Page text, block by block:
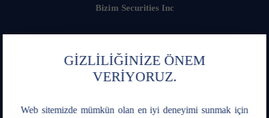
+90 216 547 13 00 +90 216 444 1 263
GİZLİLİĞİNİZE ÖNEM
VERİYORUZ.
Web sitemizde mümkün olan en iyi deneyimi sunmak için